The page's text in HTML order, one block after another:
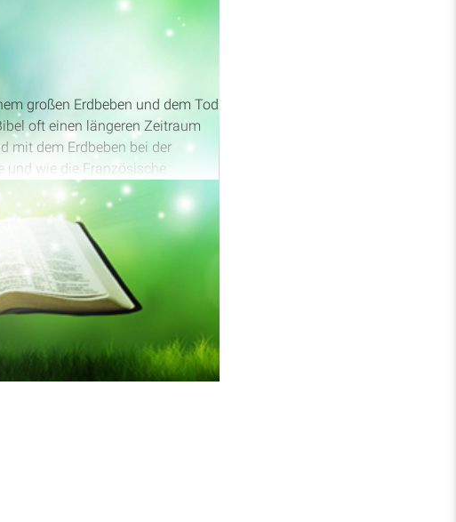
Teilen
großen Erdbeben und dem Tod
oft einen längeren Zeitraum
mit dem Erdbeben bei der
und wie die Französische
Gottlosigkeit aufzeigt und zur